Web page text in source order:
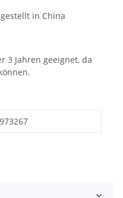
in China
3 Jahren geeignet, da